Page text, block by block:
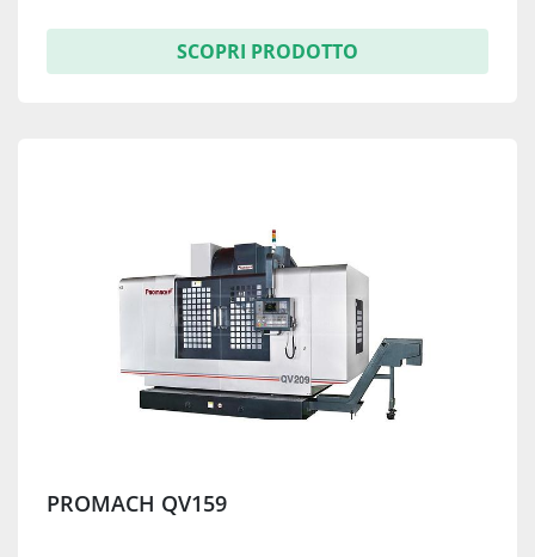
SCOPRI PRODOTTO
PROMACH QV159